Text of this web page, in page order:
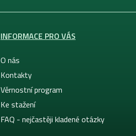
INFORMACE PRO VÁS
O nás
Kontakty
Věrnostní program
Ke stažení
FAQ - nejčastěji kladené otázky